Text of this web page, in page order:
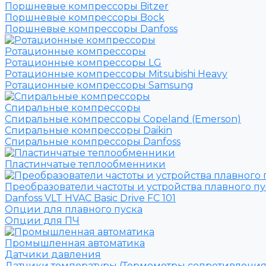
Поршневые компрессоры Bitzer
Поршневые компрессоры Bock
Поршневые компрессоры Danfoss
Ротационные компрессоры
Ротационные компрессоры LG
Ротационные компрессоры Mitsubishi Heavy
Ротационные компрессоры Samsung
Спиральные компрессоры
Спиральные компрессоры Copeland (Emerson)
Спиральные компрессоры Daikin
Спиральные компрессоры Danfoss
Пластинчатые теплообменники
Преобразователи частоты и устройства плавного
Danfoss VLT HVAC Basic Drive FC 101
Опции для плавного пуска
Опции для ПЧ
Промышленная автоматика
Датчики давления